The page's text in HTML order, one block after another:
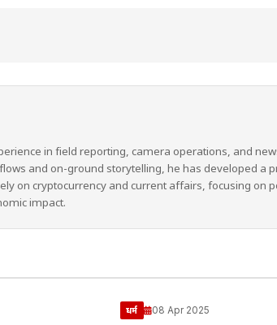
in field reporting, camera operations, and
and on-ground storytelling, he has developed a
on cryptocurrency and current affairs, focusing on
impact.
धर्म 08 Apr 2025